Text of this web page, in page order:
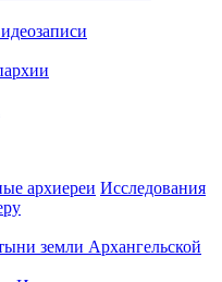
архиереи Исследования
земли Архангельской